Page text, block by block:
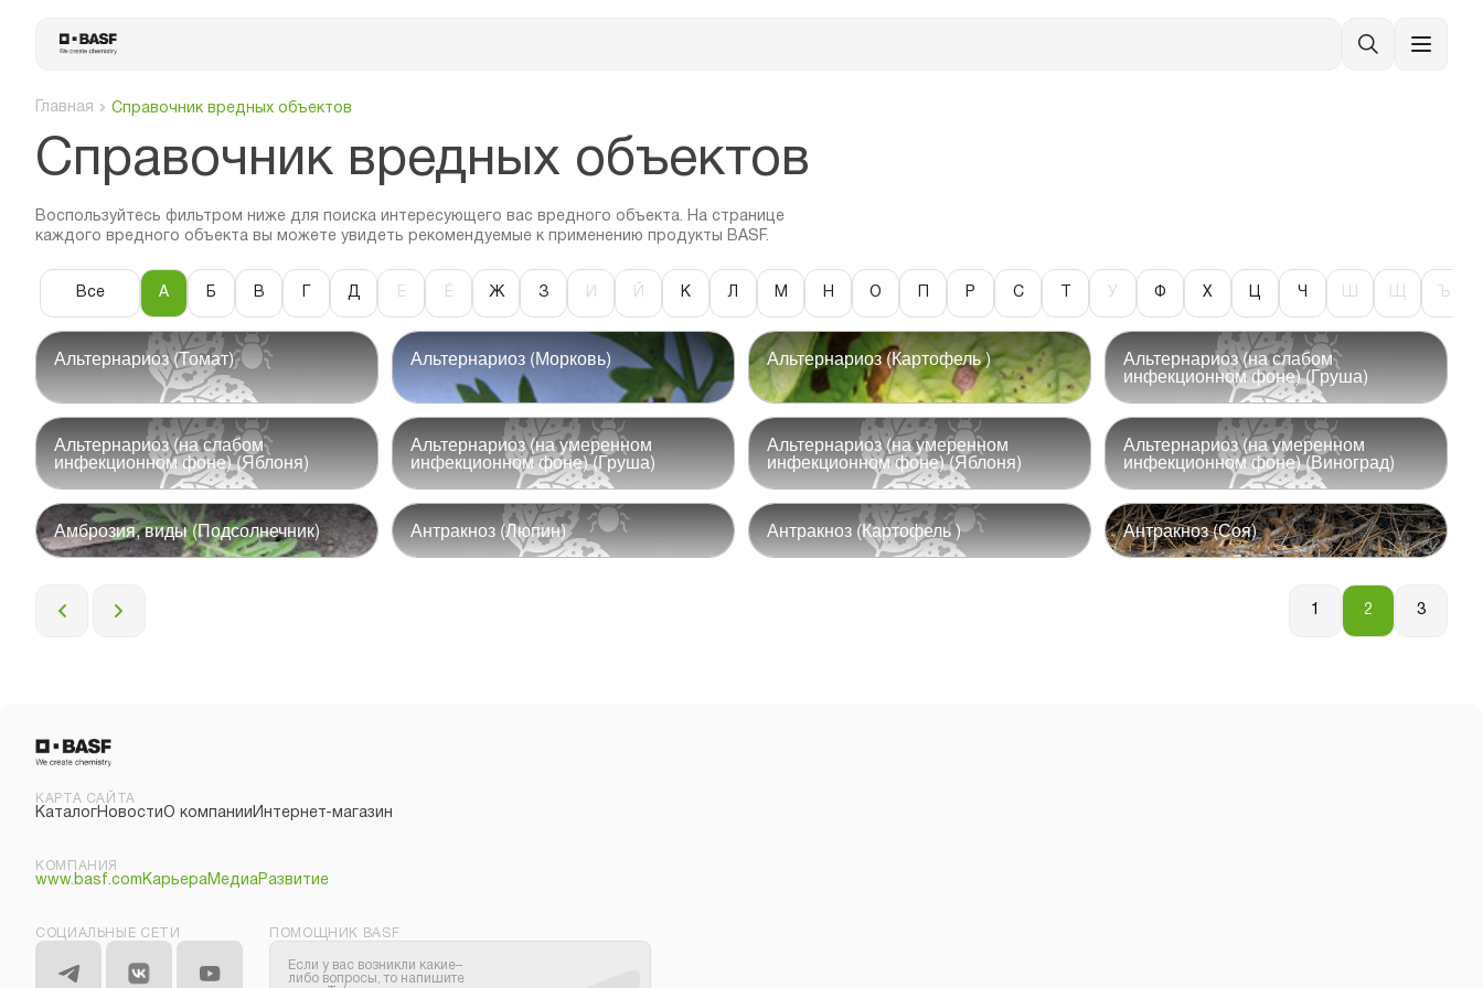
Главная Справочник вредных объектов
Cправочник вредных объектов
Воспользуйтесь фильтром ниже для поиска интересующего вас вредного объекта. На странице
каждого вредного объекта вы можете увидеть рекомендуемые к применению продукты BASF.
Все А Б В Д Е Ё Ж З И Й К Л М Н О Р С У Ф Х Ц Ч Ш Щ Ъ
Альтернариоз (Томат) Альтернариоз (Морковь) Альтернариоз (Картофель ) Альтернариоз (на слабом
инфекционном фоне) (Груша)
Альтернариоз (на слабом
инфекционном фоне) (Яблоня)
Альтернариоз (на умеренном
инфекционном фоне) (Груша)
Альтернариоз (на умеренном
инфекционном фоне) (Яблоня)
Альтернариоз (на умеренном
инфекционном фоне) (Виноград)
Амброзия, виды (Подсолнечник) Антракноз (Люпин) Антракноз (Картофель ) Антракноз (Соя)
1 2 3
КАРТА САЙТА
КаталогНовостиО компании Интернет-магазин
КОМПАНИЯ
www.basf.com КарьераМедиаРазвитие
СОЦИАЛЬНЫЕ СЕТИ ПОМОЩНИК BASF
Если у вас возникли какие–
либо вопросы, то напишите